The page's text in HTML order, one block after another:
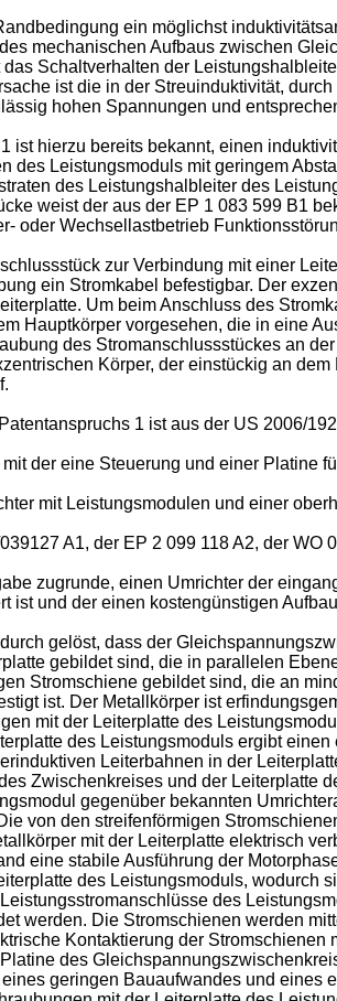
ein möglichst
mechanischen Aufbaus zwischen
Schaltverhalten der
ist die in der Streuinduktivität,
hohen Spannungen und
ist hierzu bereits bekannt, einen
des Leistungsmoduls mit geringem
des Leistungshalbleiter des
weist der aus der EP 1 083 599 B1
oder Wechsellastbetrieb
zur Verbindung mit einer
ein Stromkabel befestigbar. Der
Um beim Anschluss des
Hauptkörper vorgesehen, die in eine
des Stromanschlussstückes an
Körper, der einstückig an
1 ist aus der US 2006/
der eine Steuerung und einer Platine
mit Leistungsmodulen und einer
A1, der EP 2 099 118 A2, der WO
zugrunde, einen Umrichter der
ist und der einen kostengünstigen
gelöst, dass der
gebildet sind, die in parallelen
Stromschiene gebildet sind, die an
ist. Der Metallkörper ist
mit der Leiterplatte des
des Leistungsmoduls ergibt
Leiterbahnen in der
Zwischenkreises und der Leiterplatte
gegenüber bekannten
von den streifenförmigen
mit der Leiterplatte elektrisch
eine stabile Ausführung der
des Leistungsmoduls,
des
werden. Die Stromschienen werden
Kontaktierung der
des
geringen Bauaufwandes und